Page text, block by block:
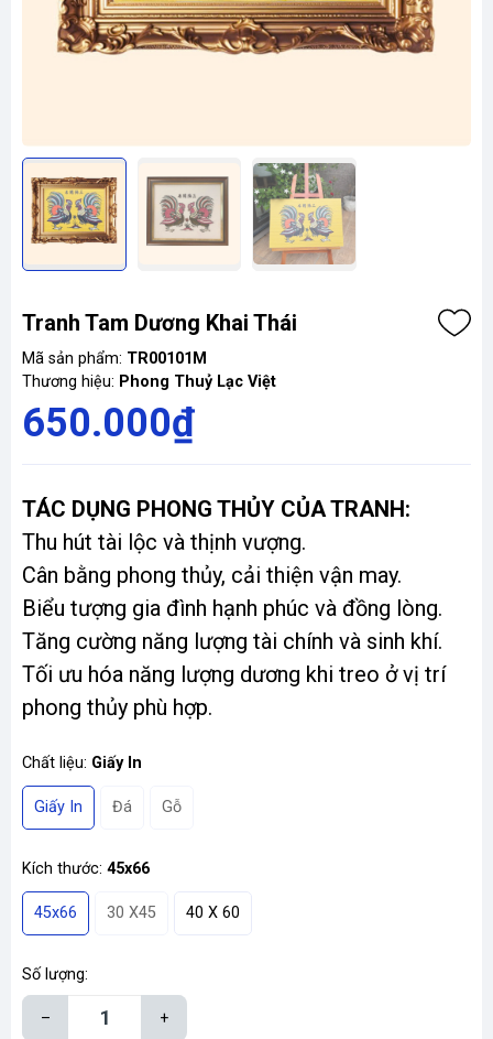
Tranh Tam Dương Khai Thái
Mã sản phẩm: TR00101M
Thương hiệu: Phong Thuỷ Lạc Việt
650.000₫
TÁC DỤNG PHONG THỦY CỦA TRANH:
Thu hút tài lộc và thịnh vượng.
Cân bằng phong thủy, cải thiện vận may.
Biểu tượng gia đình hạnh phúc và đồng lòng.
Tăng cường năng lượng tài chính và sinh khí.
Tối ưu hóa năng lượng dương khi treo ở vị trí
phong thủy phù hợp.
Chất liệu: Giấy In
Giấy In Đá Gỗ
Kích thước: 45x66
45x66 30 X45 40 X 60
Số lượng:
– +